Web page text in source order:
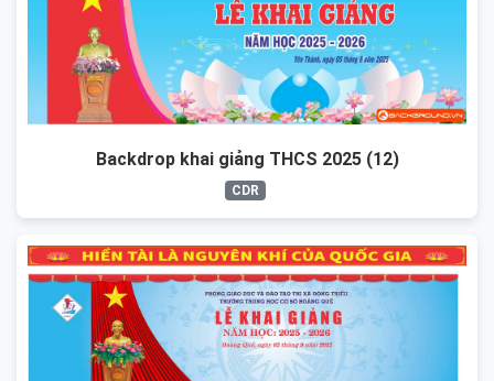
Backdrop khai giảng THCS 2025 (12)
CDR